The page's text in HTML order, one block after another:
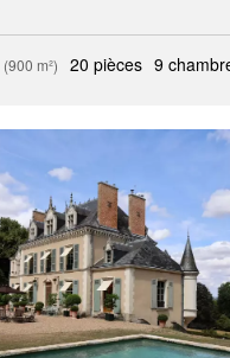
(900 m²) 20 pièces 9